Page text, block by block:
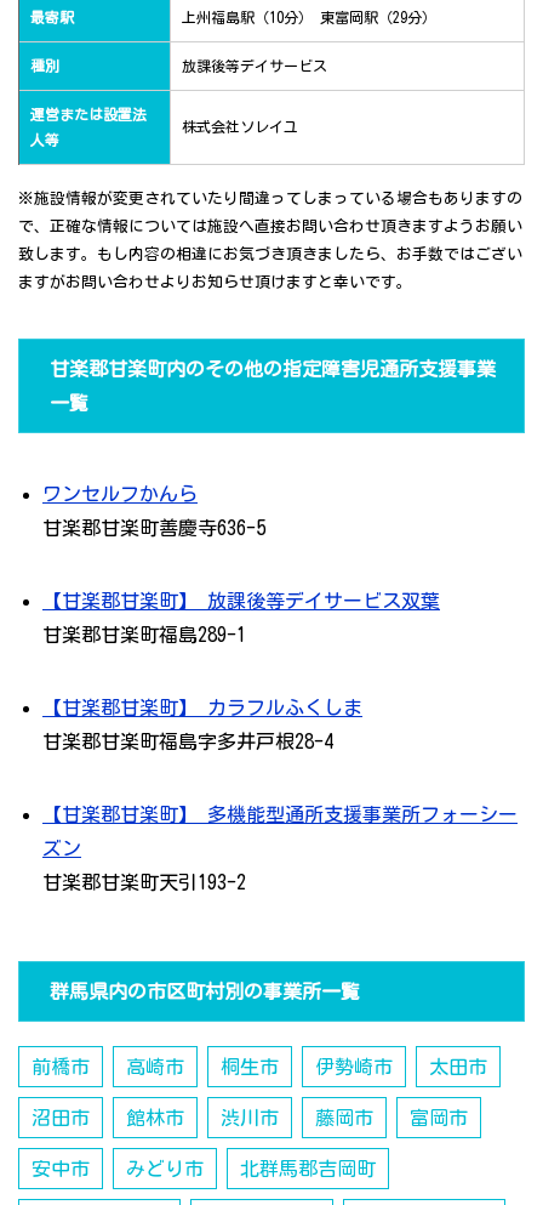
最寄駅 上州福島駅（10分） 東富岡駅（29分）
種別 放課後等デイサービス
運営または設置法
人等
株式会社ソレイユ
※施設情報が変更されていたり間違ってしまっている場合もありますの
で、正確な情報については施設へ直接お問い合わせ頂きますようお願い
致します。もし内容の相違にお気づき頂きましたら、お手数ではござい
ますがお問い合わせよりお知らせ頂けますと幸いです。
甘楽郡甘楽町内のその他の指定障害児通所支援事業
一覧
ワンセルフかんら
甘楽郡甘楽町善慶寺636-5
【甘楽郡甘楽町】 放課後等デイサービス双葉
甘楽郡甘楽町福島289-1
【甘楽郡甘楽町】 カラフルふくしま
甘楽郡甘楽町福島字多井戸根28-4
【甘楽郡甘楽町】 多機能型通所支援事業所フォーシー
ズン
甘楽郡甘楽町天引193-2
群馬県内の市区町村別の事業所一覧
前橋市 高崎市 桐生市 伊勢崎市 太田市
沼田市 館林市 渋川市 藤岡市 富岡市
安中市 みどり市 北群馬郡吉岡町